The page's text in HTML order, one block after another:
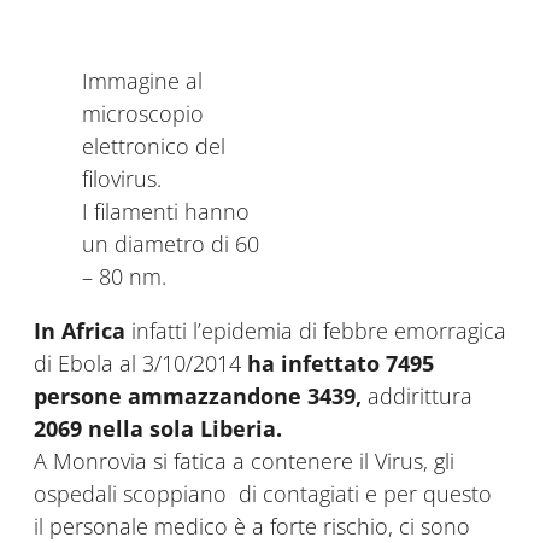
Immagine al
microscopio
elettronico del
filovirus.
I filamenti hanno
un diametro di 60
– 80 nm.
In Africa infatti l’epidemia di febbre emorragica
di Ebola al 3/10/2014 ha infettato 7495
persone ammazzandone 3439, addirittura
2069 nella sola Liberia.
A Monrovia si fatica a contenere il Virus, gli
ospedali scoppiano di contagiati e per questo
il personale medico è a forte rischio, ci sono